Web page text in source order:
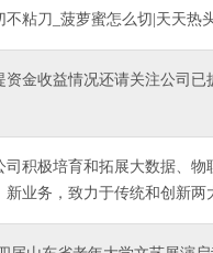
不粘刀_菠萝蜜怎么切|天天热
资金收益情况还请关注公司已
司积极培育和拓展大数据、物
新业务，致力于传统和创新两